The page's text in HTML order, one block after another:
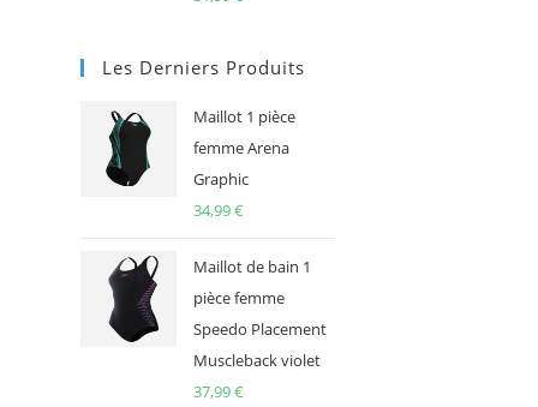
Les Derniers Produits
Maillot 1 pièce
femme Arena
Graphic
34,99€
Maillot de bain 1
pièce femme
Speedo Placement
Muscleback violet
37,99€